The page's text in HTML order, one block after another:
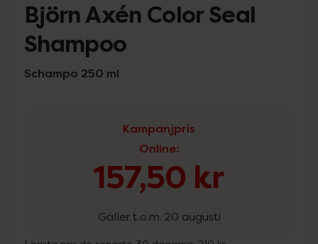
Björn Axén Color Seal
Shampoo
Schampo 250 ml
Kampanjpris
Online:
157,50 kr
Gäller t.o.m. 20 augusti